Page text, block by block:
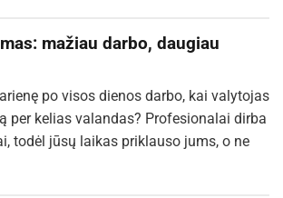
mažiau darbo, daugiau
po visos dienos darbo, kai valytojas
per kelias valandas? Profesionalai dirba
todėl jūsų laikas priklauso jums, o ne